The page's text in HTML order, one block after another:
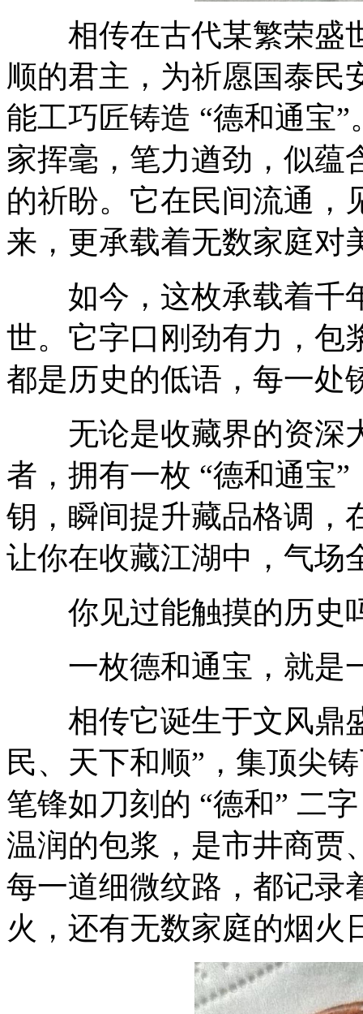
相传在古代某繁荣盛
顺的君主，为祈愿国泰民
能工巧匠铸造 “德和通宝
家挥毫，笔力遒劲，似蕴
的祈盼。它在民间流通，
来，更承载着无数家庭对
如今，这枚承载着千
世。它字口刚劲有力，包
都是历史的低语，每一处
无论是收藏界的资深
者，拥有一枚 “德和通宝
钥，瞬间提升藏品格调，
让你在收藏江湖中，气场
你见过能触摸的历史
一枚德和通宝，就是
相传它诞生于文风鼎
民、天下和顺”，集顶尖
笔锋如刀刻的 “德和” 二
温润的包浆，是市井商贾
每一道细微纹路，都记录
火，还有无数家庭的烟火